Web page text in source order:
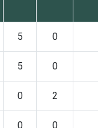
5 0
5 0
0 2
0 0